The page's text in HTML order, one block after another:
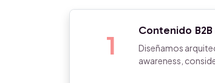
1 Contenido
Diseñamos
awareness,